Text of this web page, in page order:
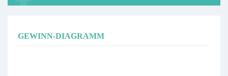
GEWINN-DIAGRAMM